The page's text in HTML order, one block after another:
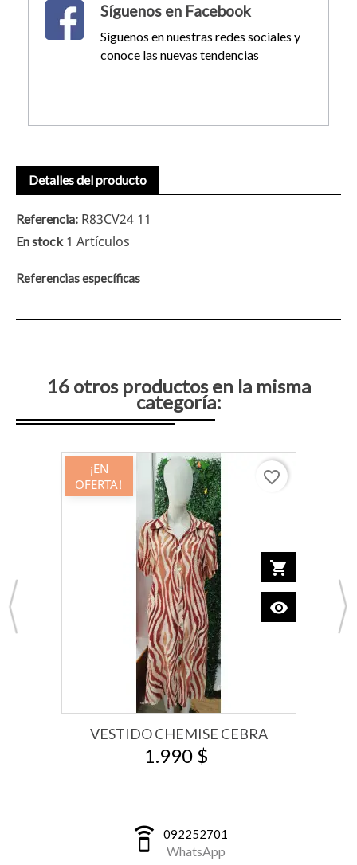
Síguenos en Facebook
Síguenos en nuestras redes sociales y
conoce las nuevas tendencias
Detalles del producto
Referencia: R83CV24 11
En stock 1 Artículos
Referencias específicas
16 otros productos en la misma
categoría:
¡EN
OFERTA!
VESTIDO CHEMISE CEBRA
1.990 $
shopping_cart
visibility
favorite_border
speaker_phone 092252701
WhatsApp